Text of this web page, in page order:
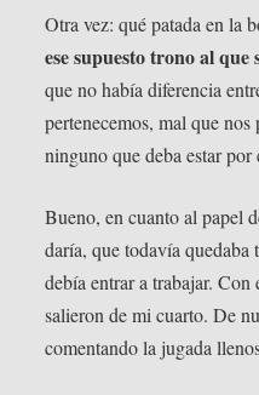
Otra vez: qué patada en la
ese supuesto trono al que
que no había diferencia
pertenecemos, mal que
ninguno que deba estar por
Bueno, en cuanto al papel
daría, que todavía quedaba
debía entrar a trabajar.
salieron de mi cuarto. De
comentando la jugada